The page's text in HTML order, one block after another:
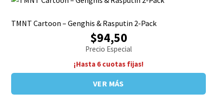
TMNT Cartoon – Genghis & Rasputin 2-Pack
$94,50
Precio Especial
¡Hasta 6 cuotas fijas!
VER MÁS